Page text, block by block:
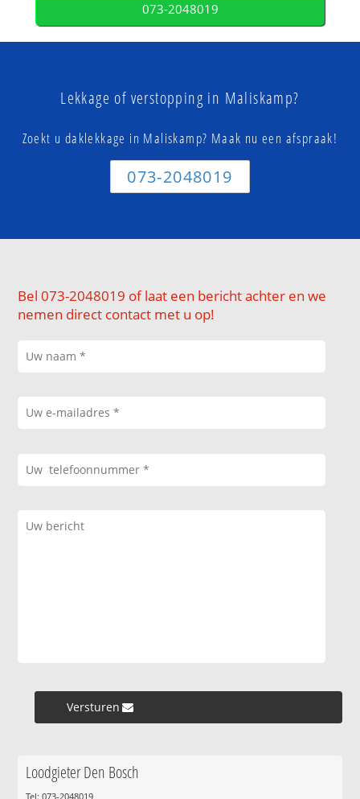
073-2048019
Lekkage of verstopping in Maliskamp?
Zoekt u daklekkage in Maliskamp? Maak nu een afspraak!
073-2048019
Bel 073-2048019 of laat een bericht achter en we
nemen direct contact met u op!
Versturen »
Loodgieter Den Bosch
Tel: 073-2048019